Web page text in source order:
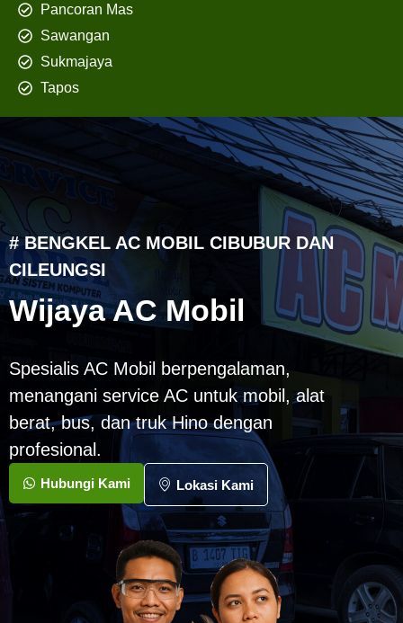
Pancoran Mas
Sawangan
Sukmajaya
Tapos
# BENGKEL AC MOBIL CIBUBUR DAN
CILEUNGSI
Wijaya AC Mobil
Spesialis AC Mobil berpengalaman,
menangani service AC untuk mobil, alat
berat, bus, dan truk Hino dengan
profesional.
Hubungi Kami Lokasi Kami